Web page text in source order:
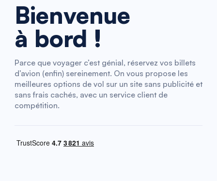
Bienvenue
à bord !
Parce que voyager c’est génial, réservez vos billets
d’avion (enfin) sereinement. On vous propose les
meilleures options de vol sur un site sans publicité et
sans frais cachés, avec un service client de
compétition.